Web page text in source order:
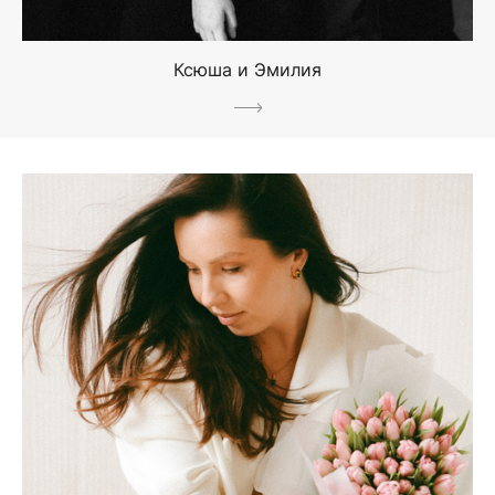
Ксюша и Эмилия